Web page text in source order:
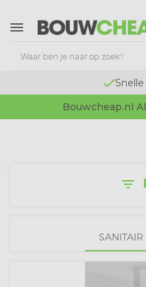
Bouwcheap.nl
filter_list
SANITAIR